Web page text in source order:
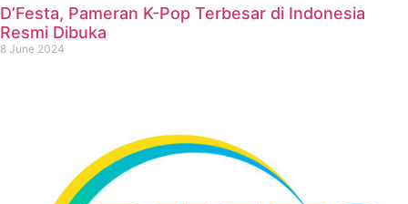
D’Festa, Pameran K-Pop Terbesar di Indonesia
Resmi Dibuka
8 June 2024